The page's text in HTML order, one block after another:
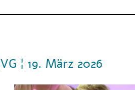
¦ 19. März 2026